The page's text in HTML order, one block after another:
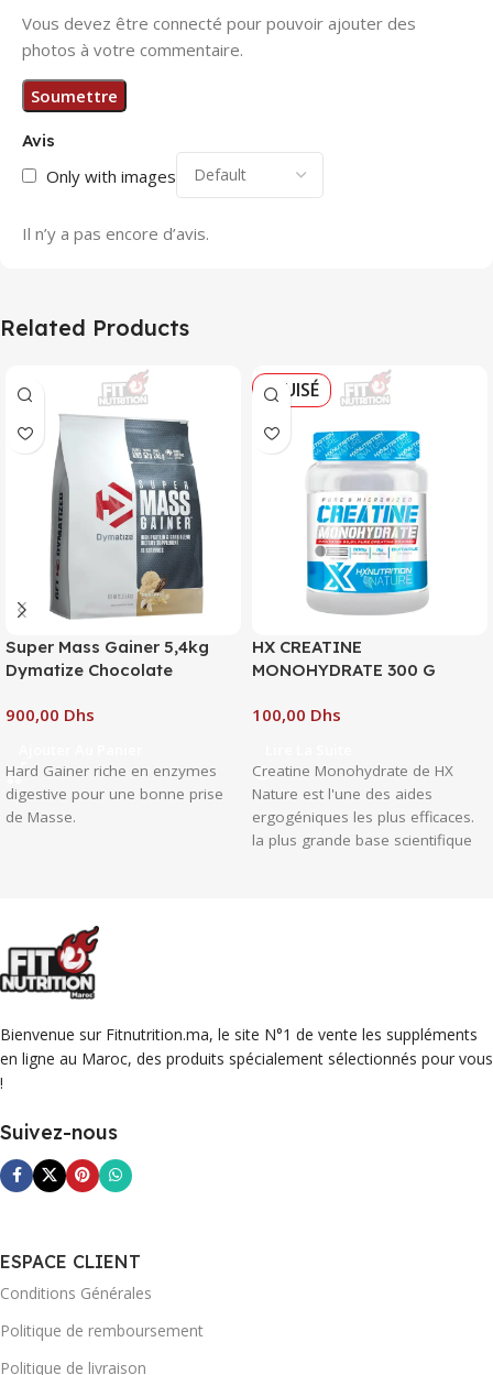
Avis
Only with images
Il n’y a pas encore d’avis.
Vous devez être connecté pour pouvoir ajouter des
photos à votre commentaire.
Related Products
Super Mass Gainer 5,4kg
Dymatize Chocolate
Dhs
Hard Gainer riche en enzymes
digestive pour une bonne prise
de Masse.
ÉPUISÉ
HX CREATINE
MONOHYDRATE 300 G
Dhs
Creatine Monohydrate de HX
Nature est l'une des aides
ergogéniques les plus efficaces.
la plus grande base scientifique
Bienvenue sur Fitnutrition.ma, le site N°1 de vente les suppléments
en ligne au Maroc, des produits spécialement sélectionnés pour vous
!
Suivez-nous
ESPACE CLIENT
Conditions Générales
Politique de remboursement
Politique de livraison